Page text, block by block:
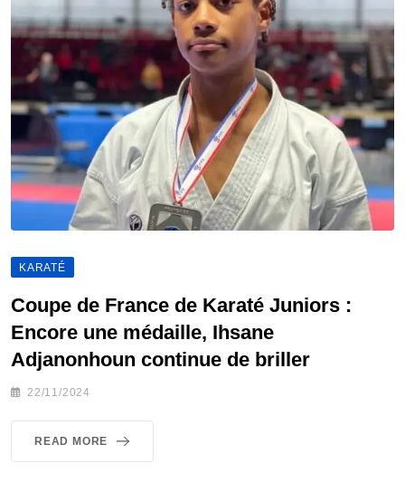
KARATÉ
Coupe de France de Karaté Juniors :
Encore une médaille, Ihsane
Adjanonhoun continue de briller
22/11/2024
READ MORE